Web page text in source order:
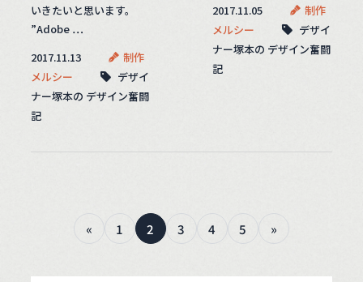
いきたいと思います。
”Adobe …
2017.11.13
制作
メルシー
デザイ
ナー塚本の デザイン奮闘
記
2017.11.05
制作
メルシー
デザイ
ナー塚本の デザイン奮闘
記
« 1 2 3 4 5 »